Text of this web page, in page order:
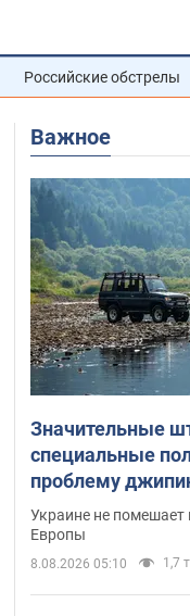
Российские обстрелы
Важное
Значительные
специальные
проблему
границей
Украине не помешает
Европы
8.08.2026 05:10 1,7